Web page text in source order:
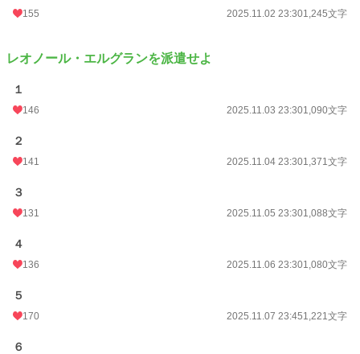
155 2025.11.02 23:301,245文字
レオノール・エルグランを派遣せよ
１
146 2025.11.03 23:301,090文字
２
141 2025.11.04 23:301,371文字
３
131 2025.11.05 23:301,088文字
４
136 2025.11.06 23:301,080文字
５
170 2025.11.07 23:451,221文字
６